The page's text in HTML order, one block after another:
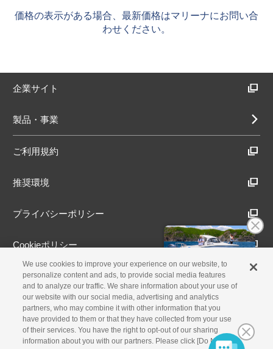
価格の表示がある場合、最新価格はマリーナにお問い合
わせください。
企業サイト
製品・事業
ご利用規約
推奨環境
プライバシーポリシー
Cookieポリシー
アクセシビリティ方針
古物営業法に基づく表示
We use cookies to improve your experience on our website, to
personalize content and ads, to provide social media features
and to analyze our traffic. We share information about your use of
our website with our social media, advertising and analytics
partners, who may combine it with other information that you
have provided to them or that they have collected from your use
of their services. You have the right to opt-out of our sharing
information about you with our partners. Please click [Do Not Sell